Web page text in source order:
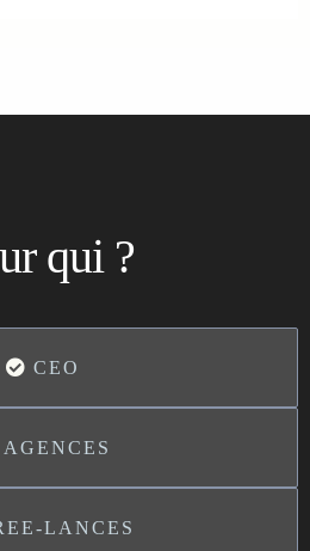
qui ?
CEO
AGENCES
LANCES